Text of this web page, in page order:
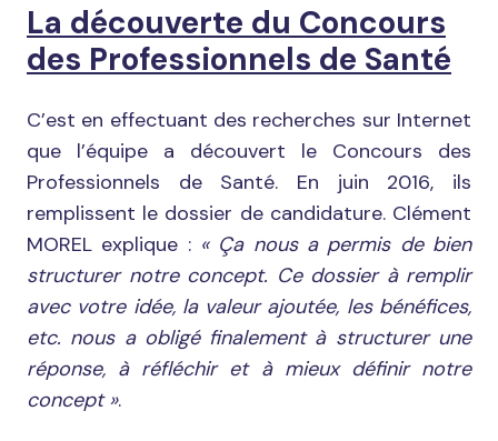
La découverte du Concours
des Professionnels de Santé
C’est en effectuant des recherches sur Internet
que l’équipe a découvert le Concours des
Professionnels de Santé. En juin 2016, ils
remplissent le dossier de candidature. Clément
MOREL explique : « Ça nous a permis de bien
structurer notre concept. Ce dossier à remplir
avec votre idée, la valeur ajoutée, les bénéfices,
etc. nous a obligé finalement à structurer une
réponse, à réfléchir et à mieux définir notre
concept ».